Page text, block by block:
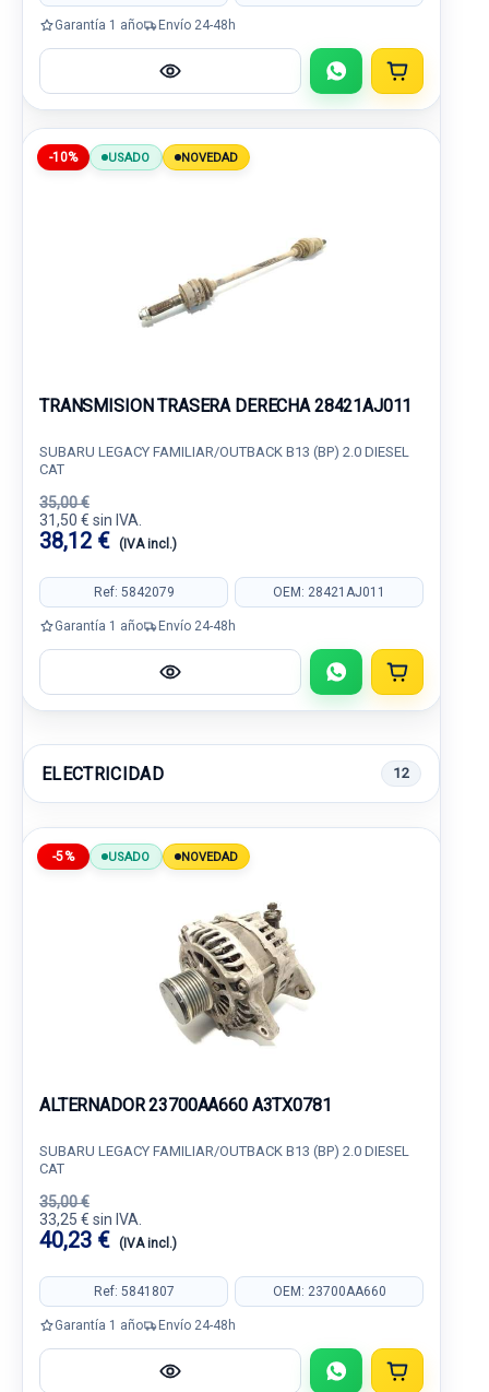
Garantía 1 año Envío 24-48h
-10% USADO NOVEDAD
TRANSMISION TRASERA DERECHA 28421AJ011
SUBARU LEGACY FAMILIAR/OUTBACK B13 (BP) 2.0 DIESEL
CAT
35,00 €
31,50 € sin IVA.
38,12 € (IVA incl.)
Ref: 5842079 OEM: 28421AJ011
Garantía 1 año Envío 24-48h
ELECTRICIDAD 12
-5% USADO NOVEDAD
ALTERNADOR 23700AA660 A3TX0781
SUBARU LEGACY FAMILIAR/OUTBACK B13 (BP) 2.0 DIESEL
CAT
35,00 €
33,25 € sin IVA.
40,23 € (IVA incl.)
Ref: 5841807 OEM: 23700AA660
Garantía 1 año Envío 24-48h